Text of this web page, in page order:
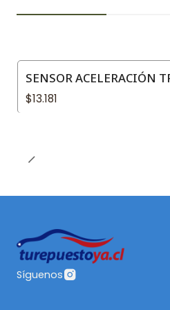
SENSOR ACELERACIÓN
$13.181
Síguenos